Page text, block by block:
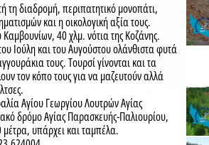
τη διαδρομή, περιπατητικό μονοπάτι,
και η οικολογική αξία τους.
40 χλμ. νότια της Κοζάνης.
Ιούλη και του Αυγούστου ολάνθιστα φυτά
τους. Τουρσί γίνονται και τα
τον κόπο τους για να μαζευτούν αλλά
Αγίου Γεωργίου Λουτρών Αγίας
δρόμο Αγίας Παρασκευής-Παλιουρίου,
μέτρα, υπάρχει και ταμπέλα.